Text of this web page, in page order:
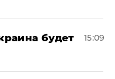
будет
15:09